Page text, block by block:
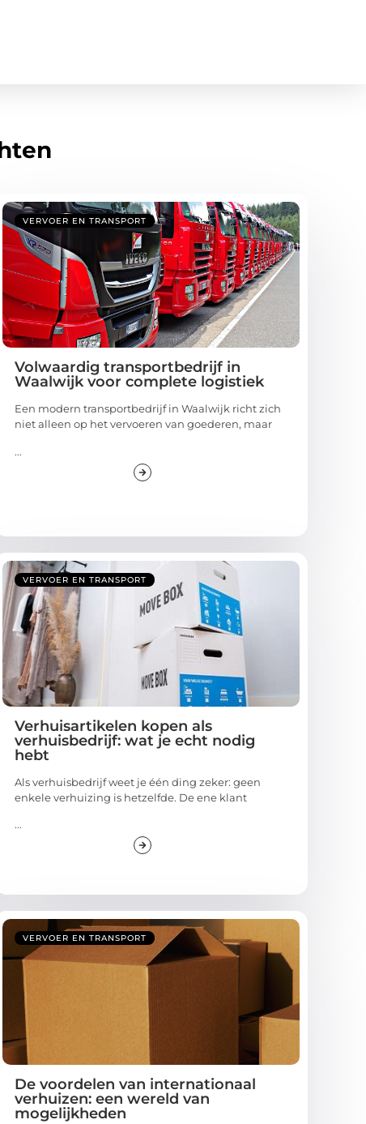
VERVOER EN TRANSPORT
Volwaardig transportbedrijf in
Waalwijk voor complete logistiek
Een modern transportbedrijf in Waalwijk richt zich
niet alleen op het vervoeren van goederen, maar
VERVOER EN TRANSPORT
Verhuisartikelen kopen als
verhuisbedrijf: wat je echt nodig
hebt
Als verhuisbedrijf weet je één ding zeker: geen
enkele verhuizing is hetzelfde. De ene klant
VERVOER EN TRANSPORT
De voordelen van internationaal
verhuizen: een wereld van
mogelijkheden